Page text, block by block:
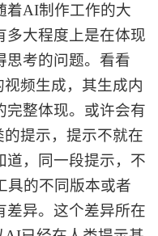
着AI制作工作的大
多大程度上是在体现
思考的问题。看看
频生成，其生成内
完整体现。或许会有
的提示，提示不就在
道，同一段提示，不
具的不同版本或者
差异。这个差异所在